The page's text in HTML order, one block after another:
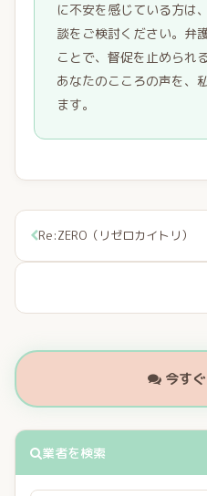
に不安を感じている方は
談をご検討ください。弁
ことで、督促を止められ
あなたのこころの声を、
ます。
Re:ZERO（リゼロカイトリ）
今す
業者を検索